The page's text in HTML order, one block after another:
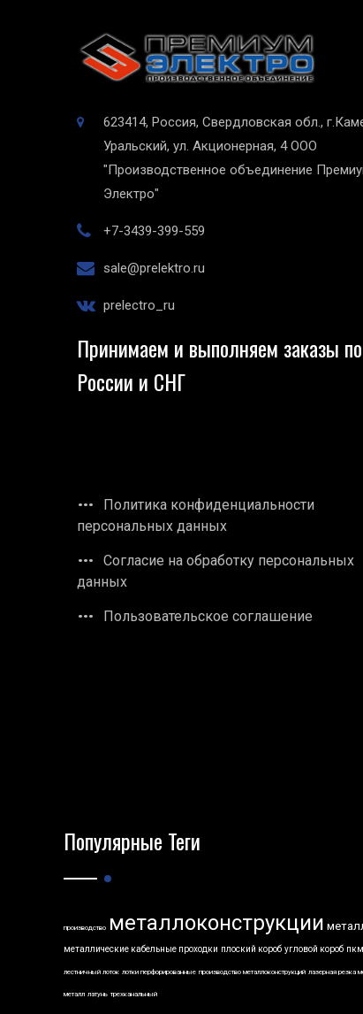
623414, Россия, Свердловская обл.,
Уральский, ул. Акционерная, 4 ООО
"Производственное объединение
Электро"
+7-3439-399-559
sale@prelektro.ru
prelectro_ru
Принимаем и выполняем заказы
России и СНГ
Политика конфиденциальности
персональных данных
Согласие на обработку персональных
данных
Пользовательское соглашение
Популярные Теги
производство металлоконструкции
металлические кабельные проходки плоский короб угловой короб пкм
лестничный лоток лотки перфорированные производство металлоконструкций лазерная резка
металл латунь трехканальный